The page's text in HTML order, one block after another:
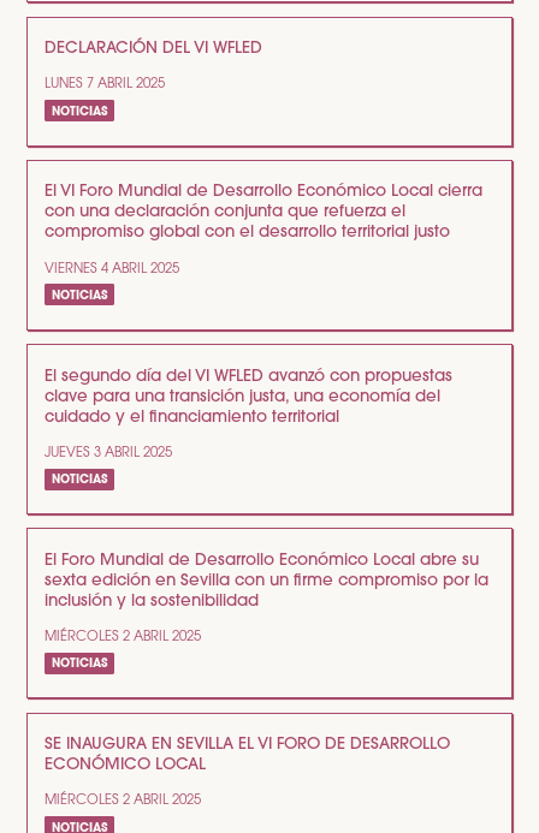
DECLARACIÓN DEL VI WFLED
LUNES 7 ABRIL 2025
NOTICIAS
El VI Foro Mundial de Desarrollo Económico Local cierra
con una declaración conjunta que refuerza el
compromiso global con el desarrollo territorial justo
VIERNES 4 ABRIL 2025
NOTICIAS
El segundo día del VI WFLED avanzó con propuestas
clave para una transición justa, una economía del
cuidado y el financiamiento territorial
JUEVES 3 ABRIL 2025
NOTICIAS
El Foro Mundial de Desarrollo Económico Local abre su
sexta edición en Sevilla con un firme compromiso por la
inclusión y la sostenibilidad
MIÉRCOLES 2 ABRIL 2025
NOTICIAS
SE INAUGURA EN SEVILLA EL VI FORO DE DESARROLLO
ECONÓMICO LOCAL
MIÉRCOLES 2 ABRIL 2025
NOTICIAS